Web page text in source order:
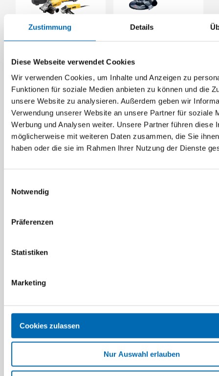
Zustimmung Details
Diese Webseite verwendet Cookies
Wir verwenden Cookies, um Inhalte und Anzeigen zu
Funktionen für soziale Medien anbieten zu können und die
unsere Website zu analysieren. Außerdem geben wir
Verwendung unserer Website an unsere Partner für soziale
Werbung und Analysen weiter. Unsere Partner führen diese
möglicherweise mit weiteren Daten zusammen, die Sie
haben oder die sie im Rahmen Ihrer Nutzung der Dienste
Notwendig
Präferenzen
Statistiken
Marketing
Cookies zulassen
Nur Auswahl erlauben
DeWalt
Winkelschleifer
Artikel-Nr. DW.01847
Bosch
Winkelschleifer GWS
Artikel-Nr. 060139600A
Aufnahmeflansch M14